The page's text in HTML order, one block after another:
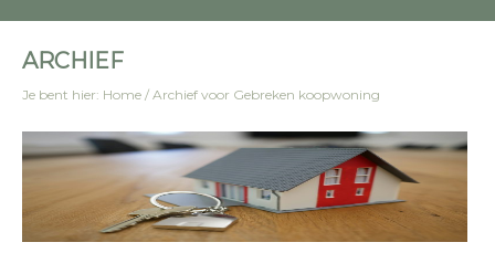
ARCHIEF
Je bent hier: Home / Archief voor Gebreken koopwoning